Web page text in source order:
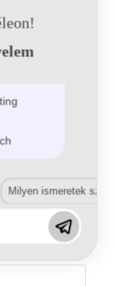
Milyen ismeretek